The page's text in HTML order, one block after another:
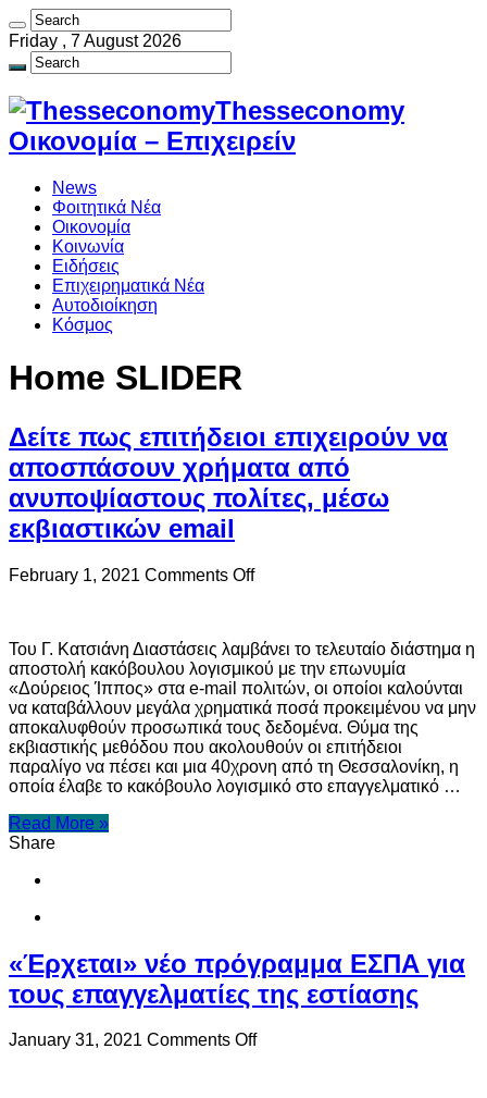
Friday , 7 August 2026
Thesseconomy
Οικονομία – Επιχειρείν
News
Φοιτητικά Νέα
Οικονομία
Κοινωνία
Ειδήσεις
Επιχειρηματικά Νέα
Αυτοδιοίκηση
Κόσμος
Home SLIDER
Δείτε πως επιτήδειοι επιχειρούν να
αποσπάσουν χρήματα από
ανυποψίαστους πολίτες, μέσω
εκβιαστικών email
February 1, 2021 Comments Offon
επιχειρούν
να
αποσπάσουν
χρήματα
από
ανυποψίαστους
πολίτες,
μέσω
Του Γ. Κατσιάνη Διαστάσεις λαμβάνει το τελευταίο διάστημα η
αποστολή κακόβουλου λογισμικού με την επωνυμία
«Δούρειος Ίππος» στα e-mail πολιτών, οι οποίοι καλούνται
να καταβάλλουν μεγάλα χρηματικά ποσά προκειμένου να μην
αποκαλυφθούν προσωπικά τους δεδομένα. Θύμα της
εκβιαστικής μεθόδου που ακολουθούν οι επιτήδειοι
παραλίγο να πέσει και μια 40χρονη από τη Θεσσαλονίκη, η
οποία έλαβε το κακόβουλο λογισμικό στο επαγγελματικό …
Read More »
Share
«Έρχεται» νέο πρόγραμμα ΕΣΠΑ για
τους επαγγελματίες της εστίασης
January 31, 2021 Comments Offon